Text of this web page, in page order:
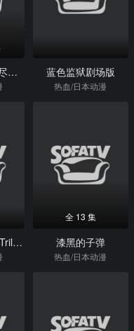
英雄王，为了穷尽武道而转生～而后成为世界最强见习骑士♀～ 蓝色监狱剧场版
热血/日本动漫
假面骑士EX-AIDTrilogyAnotherEndingPartI假面骑士Brave&假面骑士Snipe
全 13 集
漆黑的子弹
热血/日本动漫